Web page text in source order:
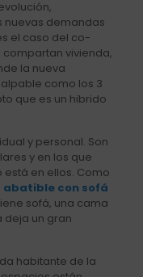
demandas
el caso del co-
compartan vivienda,
la nueva
como los 3
que es un hibrido
y personal. Son
y en los que
en ellos. Como
abatible con sofá
sofá, una cama
deja un gran
habitante de la